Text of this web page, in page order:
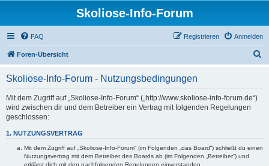
Skoliose-Info-Forum
FAQ Anmelden
Registrieren
Foren-Übersicht
Skoliose-Info-Forum - Nutzungsbedingungen
Mit dem Zugriff auf „Skoliose-Info-Forum“ („http://www.skoliose-info-forum.de“)
wird zwischen dir und dem Betreiber ein Vertrag mit folgenden Regelungen
geschlossen:
1. NUTZUNGSVERTRAG
Mit dem Zugriff auf „Skoliose-Info-Forum“ (im Folgenden „das Board“) schließt du einen
Nutzungsvertrag mit dem Betreiber des Boards ab (im Folgenden „Betreiber“) und
erklärst dich mit den nachfolgenden Regelungen einverstanden.